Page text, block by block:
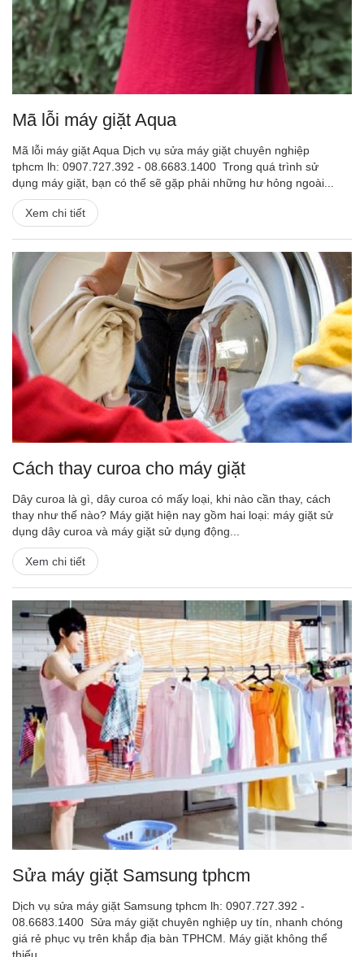
Mã lỗi máy giặt Aqua
Mã lỗi máy giặt Aqua Dịch vụ sửa máy giặt chuyên nghiệp
tphcm lh: 0907.727.392 - 08.6683.1400 Trong quá trình sử
dụng máy giặt, bạn có thể sẽ gặp phải những hư hỏng ngoài...
Xem chi tiết
Cách thay curoa cho máy giặt
Dây curoa là gì, dây curoa có mấy loại, khi nào cần thay, cách
thay như thế nào? Máy giặt hiện nay gồm hai loại: máy giặt sử
dụng dây curoa và máy giặt sử dụng động...
Xem chi tiết
Sửa máy giặt Samsung tphcm
Dịch vụ sửa máy giặt Samsung tphcm lh: 0907.727.392 -
08.6683.1400 Sửa máy giặt chuyên nghiệp uy tín, nhanh chóng
giá rẻ phục vụ trên khắp địa bàn TPHCM. Máy giặt không thể
thiếu...